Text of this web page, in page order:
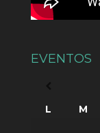
EVENTOS
L M